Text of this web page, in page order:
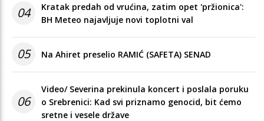
04
Kratak predah od vrućina, zatim opet 'pržionica':
BH Meteo najavljuje novi toplotni val
05 Na Ahiret preselio RAMIĆ (SAFETA) SENAD
06
Video/ Severina prekinula koncert i poslala poruku
o Srebrenici: Kad svi priznamo genocid, bit ćemo
sretne i vesele države